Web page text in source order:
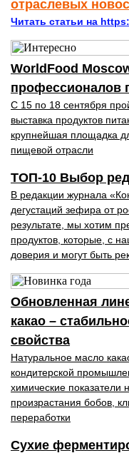
отраслевых
Читать статьи на
WorldFood
профессионалов
С 15 по 18 сентября
выставка продуктов
крупнейшая площадка
пищевой отрасли
ТОП-10 Выбор
В редакции журнала
дегустаций зефира от
результате, мы хотим
продуктов, которые, с
доверия и могут быть
Обновленная
какао –
свойства
Натуральное масло
кондитерской
химические показатели
произрастания бобов,
переработки
Сухие